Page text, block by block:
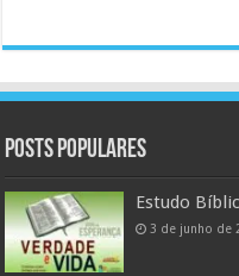
Posts populares
Estudo
3 de junho de